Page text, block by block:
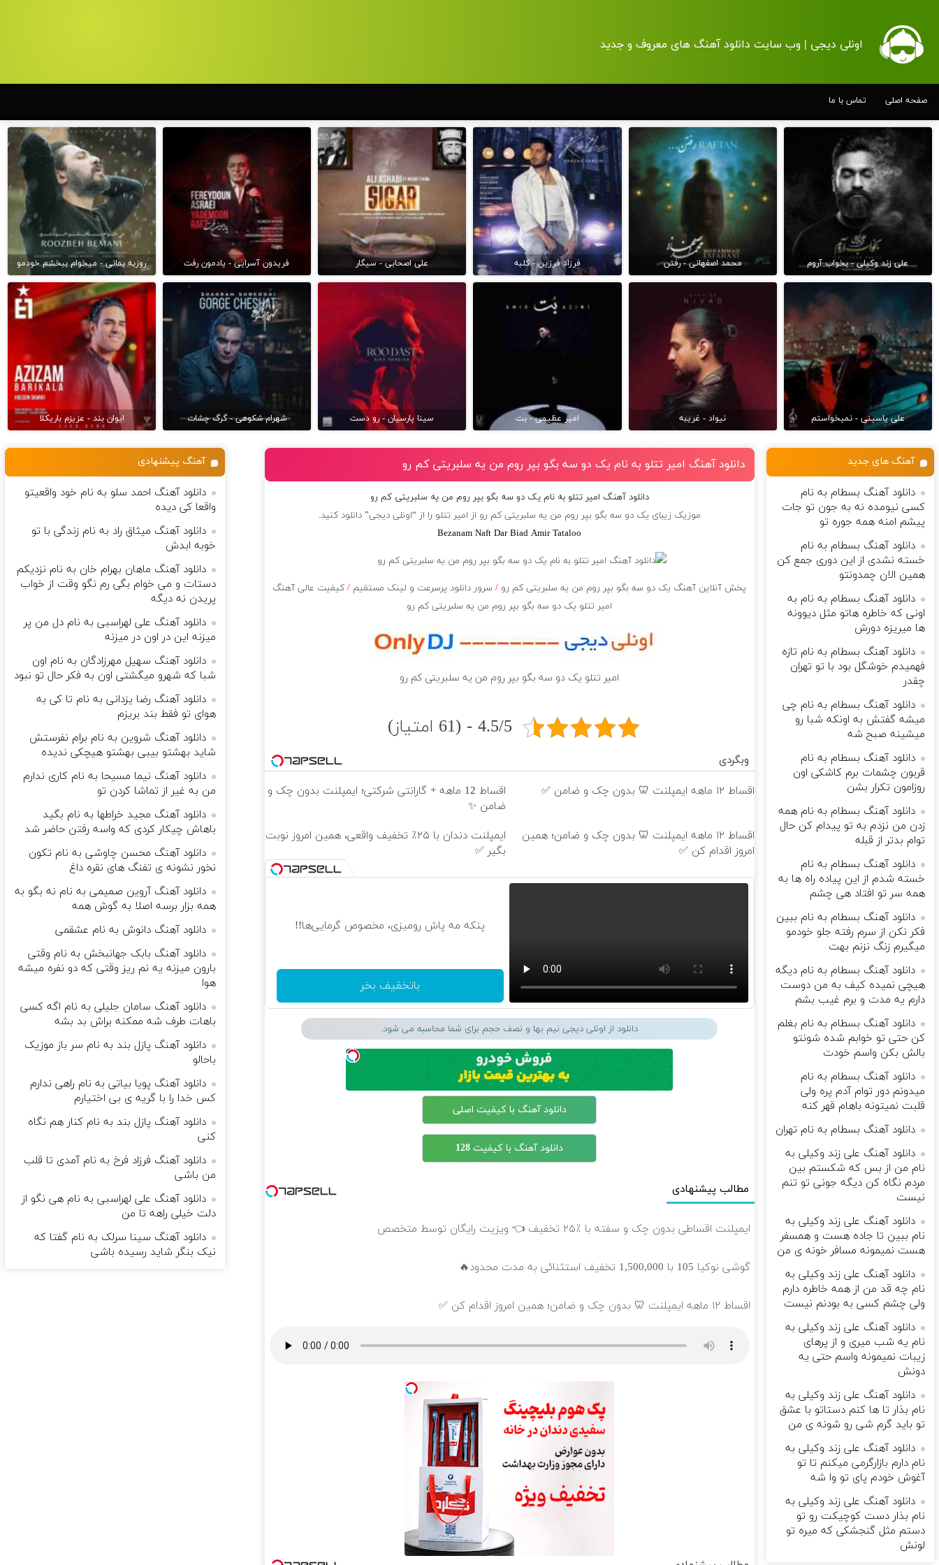
اونلی دیجی | وب سایت دانلود آهنگ های معروف و جدید
صفحه اصلی تماس با ما
علی زند وکیلی - بخواب آروم محمد اصفهانی - رفتن فرزاد فرزین - کلبه علی اصحابی - سیگار فریدون آسرایی - یادمون رفت روزبه بمانی - میخوام ببخشم خودمو
علی یاسینی - نمیخواستم نیواد - غریبه امیر عظیمی - بت سینا پارسیان - رو دست شهرام شکوهی - گرگ چشات ایوان بند - عزیزم باریکلا
دانلود آهنگ امیر تتلو به نام یک دو سه بگو بپر روم من یه سلبریتی کم رو
دانلود آهنگ امیر تتلو به نام یک دو سه بگو بپر روم من یه سلبریتی کم رو
موزیک زیبای یک دو سه بگو بپر روم من یه سلبریتی کم رو از امیر تتلو را از “اونلی دیجی” دانلود کنید.
Bezanam Naft Dar Biad Amir Tataloo
پخش آنلاین آهنگ یک دو سه بگو بپر روم من یه سلبریتی کم رو /سرور دانلود پرسرعت و لینک مستقیم /کیفیت عالی آهنگ
امیر تتلو یک دو سه بگو بپر روم من یه سلبریتی کم رو
امیر تتلو یک دو سه بگو بپر روم من یه سلبریتی کم رو
4.5/5 - (61 امتیاز)
وبگردی
اقساط ۱۲ ماهه ایمپلنت 🦷 بدون چک و ضامن ✅
اقساط 12 ماهه + گارانتی شرکتی؛ ایمپلنت بدون چک و
ضامن ✨
اقساط ۱۲ ماهه ایمپلنت 🦷 بدون چک و ضامن؛ همین
امروز اقدام کن ✅
ایمپلنت دندان با ۲۵٪ تخفیف واقعی، همین امروز نوبت
بگیر ✅
پنکه مه پاش رومیزی، مخصوص گرمایی‌ها!!
باتخفیف بخر
دانلود از اونلی دیجی نیم بها و نصف حجم برای شما محاسبه می شود.
دانلود آهنگ با کیفیت اصلی
دانلود آهنگ با کیفیت 128
مطالب پیشنهادی
ایمپلنت اقساطی بدون چک و سفته با ٪۲۵ تخفیف 👈 ویزیت رایگان توسط متخصص
گوشی نوکیا 105 با 1,500,000 تخفیف استثنائی به مدت محدود🔥
اقساط ۱۲ ماهه ایمپلنت 🦷 بدون چک و ضامن؛ همین امروز اقدام کن ✅
آهنگ های جدید
دانلود آهنگ بسطام به نام
کسی نیومده نه به جون تو جات
پیشم امنه همه جوره تو
دانلود آهنگ بسطام به نام
خسته نشدی از این دوری جمع کن
همین الان چمدونتو
دانلود آهنگ بسطام به نام به
اونی که خاطره هاتو مثل دیوونه
ها میریزه دورش
دانلود آهنگ بسطام به نام تازه
فهمیدم خوشگل بود با تو تهران
چقدر
دانلود آهنگ بسطام به نام چی
میشه گفتش به اونکه شبا رو
میشینه صبح شه
دانلود آهنگ بسطام به نام
قربون چشمات برم کاشکی اون
روزامون تکرار بشن
دانلود آهنگ بسطام به نام همه
زدن من نزدم به تو پیدام کن حال
توام بدتر از قبله
دانلود آهنگ بسطام به نام
خسته شدم از این پیاده راه ها به
همه سر تو افتاد هی چشم
دانلود آهنگ بسطام به نام ببین
فکر نکن از سرم رفته جلو خودمو
میگیرم زنگ نزنم بهت
دانلود آهنگ بسطام به نام دیگه
هیچی نمیده کیف به من دوست
دارم یه مدت و برم غیب بشم
دانلود آهنگ بسطام به نام بغلم
کن حتی تو خوابم شده شونتو
بالش بکن واسم خودت
دانلود آهنگ بسطام به نام
میدونم دور توام آدم پره ولی
قلبت نمیتونه باهام قهر کنه
دانلود آهنگ بسطام به نام تهران
دانلود آهنگ علی زند وکیلی به
نام من از بس كه شكستم بین
مردم نگاه كن دیگه جونى تو تنم
نیست
دانلود آهنگ علی زند وکیلی به
نام ببین تا جاده هست و همسفر
هست نمیمونه مسافر خونه ی من
دانلود آهنگ علی زند وکیلی به
نام چه قد من از همه خاطره دارم
ولی چشم كسی به بودنم نیست
دانلود آهنگ علی زند وکیلی به
نام یه شب میرى و از پرهای
زيبات نمیمونه واسم حتی یه
دونش
دانلود آهنگ علی زند وکیلی به
نام بذار تا ها كنم دستاتو با عشق
تو باید گرم شی رو شونه ى من
دانلود آهنگ علی زند وکیلی به
نام دارم بازارگرمی میكنم تا تو
آغوش خودم پای تو وا شه
دانلود آهنگ علی زند وکیلی به
نام بذار دست كوچیكت رو تو
دستم مثل گنجشكی كه میره تو
لونش
آهنگ پیشنهادی
دانلود آهنگ احمد سلو به نام خود واقعیتو
واقعا کی دیده
دانلود آهنگ میثاق راد به نام زندگی با تو
خوبه ابدش
دانلود آهنگ ماهان بهرام خان به نام نزدیکم
دستات و می خوام بگی رم نگو وقت از خواب
پریدن نه دیگه
دانلود آهنگ علی لهراسبی به نام دل من پر
میزنه این در اون در میزنه
دانلود آهنگ سهیل مهرزادگان به نام اون
شبا که شهرو میگشتی اون به فکر حال تو نبود
دانلود آهنگ رضا یزدانی به نام تا کی به
هوای تو فقط بند بریزم
دانلود آهنگ شروین به نام برام نفرستش
شاید بهشتو بیبی بهشتو هیچکی ندیده
دانلود آهنگ نیما مسیحا به نام کاری ندارم
من به غیر از تماشا کردن تو
دانلود آهنگ مجید خراطها به نام بگید
باهاش چیکار کردی که واسه رفتن حاضر شد
دانلود آهنگ محسن چاوشی به نام تکون
نخور نشونه ی تفنگ های نقره داغ
دانلود آهنگ آروین صمیمی به نام نه بگو به
همه بزار برسه اصلا به گوش همه
دانلود آهنگ دانوش به نام عشقمی
دانلود آهنگ بابک جهانبخش به نام وقتی
بارون میزنه یه نم ریز وقتی که دو نفره میشه
هوا
دانلود آهنگ سامان جلیلی به نام اگه کسی
باهات طرف شه ممکنه براش بد بشه
دانلود آهنگ پازل بند به نام سر باز موزیک
باحالو
دانلود آهنگ پویا بیاتی به نام راهی ندارم
کس خدا را با گریه ی بی اختیارم
دانلود آهنگ پازل بند به نام کنار هم نگاه
کنی
دانلود آهنگ فرزاد فرخ به نام آمدی تا قلب
من باشی
دانلود آهنگ علی لهراسبی به نام هی نگو از
دلت خیلی راهه تا من
دانلود آهنگ سینا سرلک به نام گفتا که
نیک بنگر شاید رسیده باشی